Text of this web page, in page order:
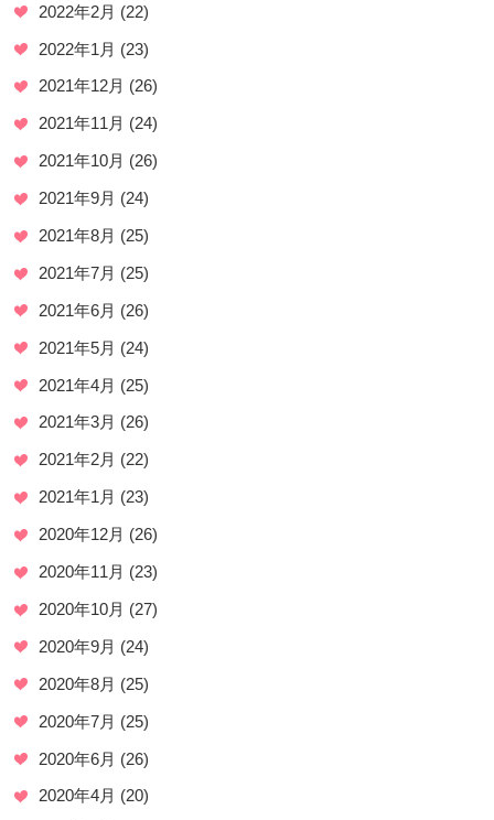
2022年2月 (22)
2022年1月 (23)
2021年12月 (26)
2021年11月 (24)
2021年10月 (26)
2021年9月 (24)
2021年8月 (25)
2021年7月 (25)
2021年6月 (26)
2021年5月 (24)
2021年4月 (25)
2021年3月 (26)
2021年2月 (22)
2021年1月 (23)
2020年12月 (26)
2020年11月 (23)
2020年10月 (27)
2020年9月 (24)
2020年8月 (25)
2020年7月 (25)
2020年6月 (26)
2020年4月 (20)